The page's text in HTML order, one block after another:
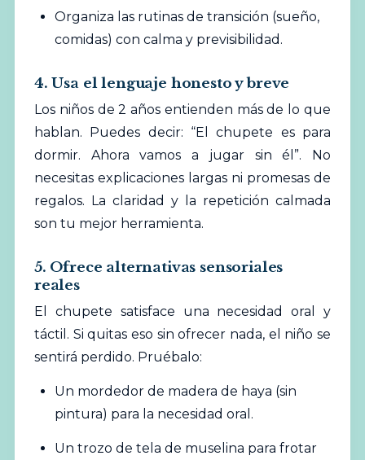
Organiza las rutinas de transición (sueño,
comidas) con calma y previsibilidad.
4. Usa el lenguaje honesto y breve
Los niños de 2 años entienden más de lo que
hablan. Puedes decir: “El chupete es para
dormir. Ahora vamos a jugar sin él”. No
necesitas explicaciones largas ni promesas de
regalos. La claridad y la repetición calmada
son tu mejor herramienta.
5. Ofrece alternativas sensoriales
reales
El chupete satisface una necesidad oral y
táctil. Si quitas eso sin ofrecer nada, el niño se
sentirá perdido. Pruébalo:
Un mordedor de madera de haya (sin
pintura) para la necesidad oral.
Un trozo de tela de muselina para frotar